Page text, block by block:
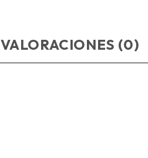
VALORACIONES (0)